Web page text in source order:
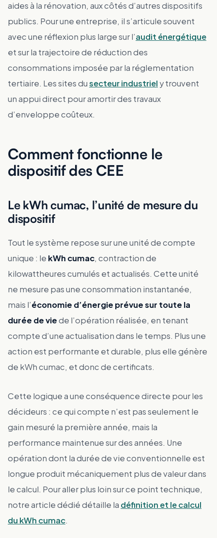
aides à la rénovation, aux côtés d’autres dispositifs
publics. Pour une entreprise, il s’articule souvent
avec une réflexion plus large sur l’audit énergétique
et sur la trajectoire de réduction des
consommations imposée par la réglementation
tertiaire. Les sites dusecteur industriel y trouvent
un appui direct pour amortir des travaux
d’enveloppe coûteux.
Comment fonctionne le
dispositif des CEE
Le kWh cumac, l’unité de mesure du
dispositif
Tout le système repose sur une unité de compte
unique : le kWh cumac, contraction de
kilowattheures cumulés et actualisés. Cette unité
ne mesure pas une consommation instantanée,
mais l’économie d’énergie prévue sur toute la
durée de viede l’opération réalisée, en tenant
compte d’une actualisation dans le temps. Plus une
action est performante et durable, plus elle génère
de kWh cumac, et donc de certificats.
Cette logique a une conséquence directe pour les
décideurs : ce qui compte n’est pas seulement le
gain mesuré la première année, mais la
performance maintenue sur des années. Une
opération dont la durée de vie conventionnelle est
longue produit mécaniquement plus de valeur dans
le calcul. Pour aller plus loin sur ce point technique,
notre article dédié détaille la définition et le calcul
du kWh cumac.